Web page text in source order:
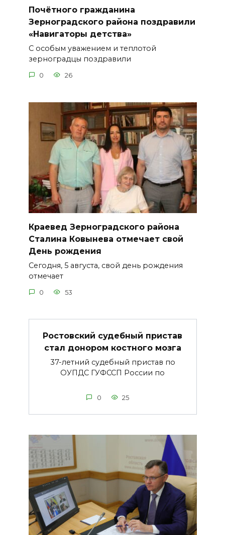
Почётного гражданина
Зерноградского района поздравили
«Навигаторы детства»
С особым уважением и теплотой
зерноградцы поздравили
0 26
Краевед Зерноградского района
Сталина Ковынева отмечает свой
День рождения
Сегодня, 5 августа, свой день рождения
отмечает
0 53
Ростовский судебный пристав
стал донором костного мозга
37-летний судебный пристав по
ОУПДС ГУФССП России по
0 25